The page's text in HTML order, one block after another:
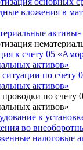
вложения в
активы»
к счету 05
активов»
по счету
активов»
по счету
активов»
к
во
налоговые